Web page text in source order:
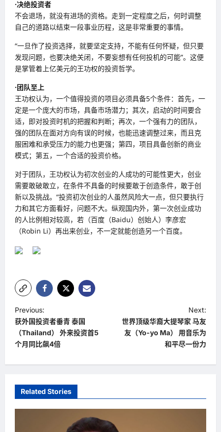
·决绝投资者
不会退场，就没有进场的资格。走到一定程度之后，何时调整
自己的道路以结束一段事业历程，这是非常重要的事情。
“一旦作了投资选择，就要坚定支持，不能有任何怀疑，但只要
发现问题，也要决绝关闭，不要妄想有任何投机的可能”。这便
是掌管着上亿美元的王功权的投资哲学。
·团队至上
王功权认为，一个值得投资的项目必须具备5个条件：首先，一
定是一个庞大的市场，具备市场潜力；其次，启动的时间要合
适，即对投资时机的把握和判断；再次，一个强有力的团队，
强的团队在面对方向有误的时候，也能迅速调整过来，而且克
服困难和承受压力的能力也更强；第四，项目具备创新的商业
模式；第五，一个合适的投资价格。
对于团队，王功权认为初次创业的人成功的可能性更大，创业
需要敢破敢立，在条件不具备的时候要敢于创造条件，敢于创
新以及挑战。“投资初次创业的人虽然风险大一点，但只要执行
力和其它方面看好，问题不大。纵观国内外，第一次创业成功
的人比例相对较高，若（百度（Baidu）创始人）李彦宏
（Robin Li）再出来创业，不一定就能创造另一个百度。
P
o
s
a
v
Previous:
获外国投资者垂青 泰国
（Thailand） 外来投资首5
个月同比飙4倍
Next:
世界顶级华裔大提琴家 马友
友（Yo-yo Ma） 用音乐为
和平尽一份力
Related Stories